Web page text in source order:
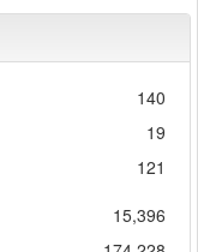
140
19
121
15,396